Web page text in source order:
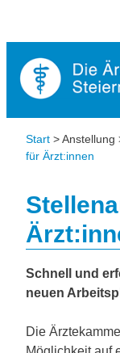
Start > Anstellung
für Ärzt:innen
Schnell und
neuen
Die